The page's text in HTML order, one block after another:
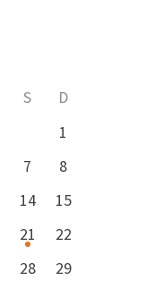
S
D
1
7
8
14
15
21
22
28
29